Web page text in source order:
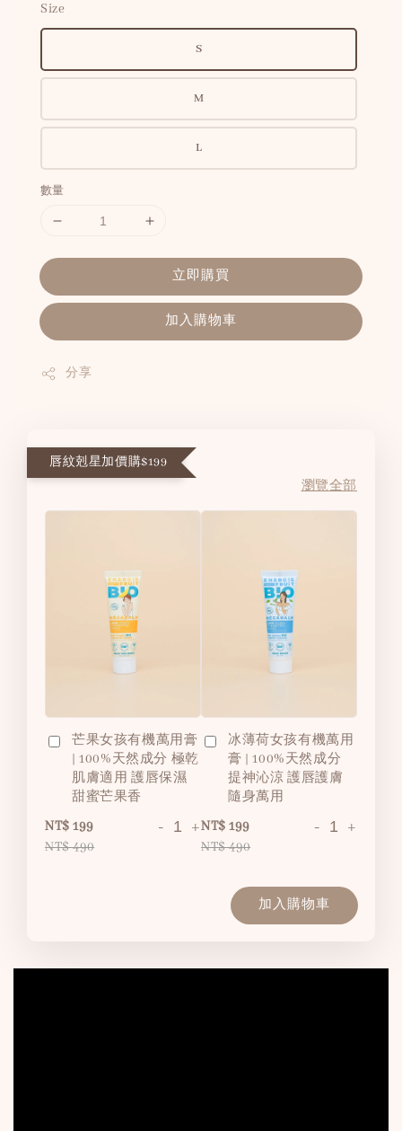
Size
S
M
L
數量
立即購買
加入購物車
分享
唇紋剋星加價購$199
瀏覽全部
芒果女孩有機萬用膏
| 100%天然成分 極乾
肌膚適用 護唇保濕
甜蜜芒果香
NT$ 199
NT$ 490
- +
冰薄荷女孩有機萬用
膏 | 100%天然成分
提神沁涼 護唇護膚
隨身萬用
NT$ 199
NT$ 490
- +
加入購物車